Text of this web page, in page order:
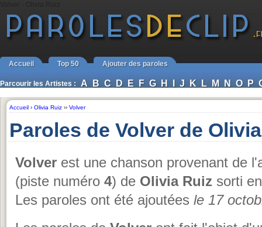
Accueil Top 50 Ajouter des paroles
Parcourir les Artistes : A B C D E F G H I J K L M N O P
Accueil › Olivia Ruiz ›› Volver
Paroles de Volver de
Volver est une chanson provenant de
(piste numéro 4) de Olivia Ruiz sorti
Les paroles ont été ajoutées le 17